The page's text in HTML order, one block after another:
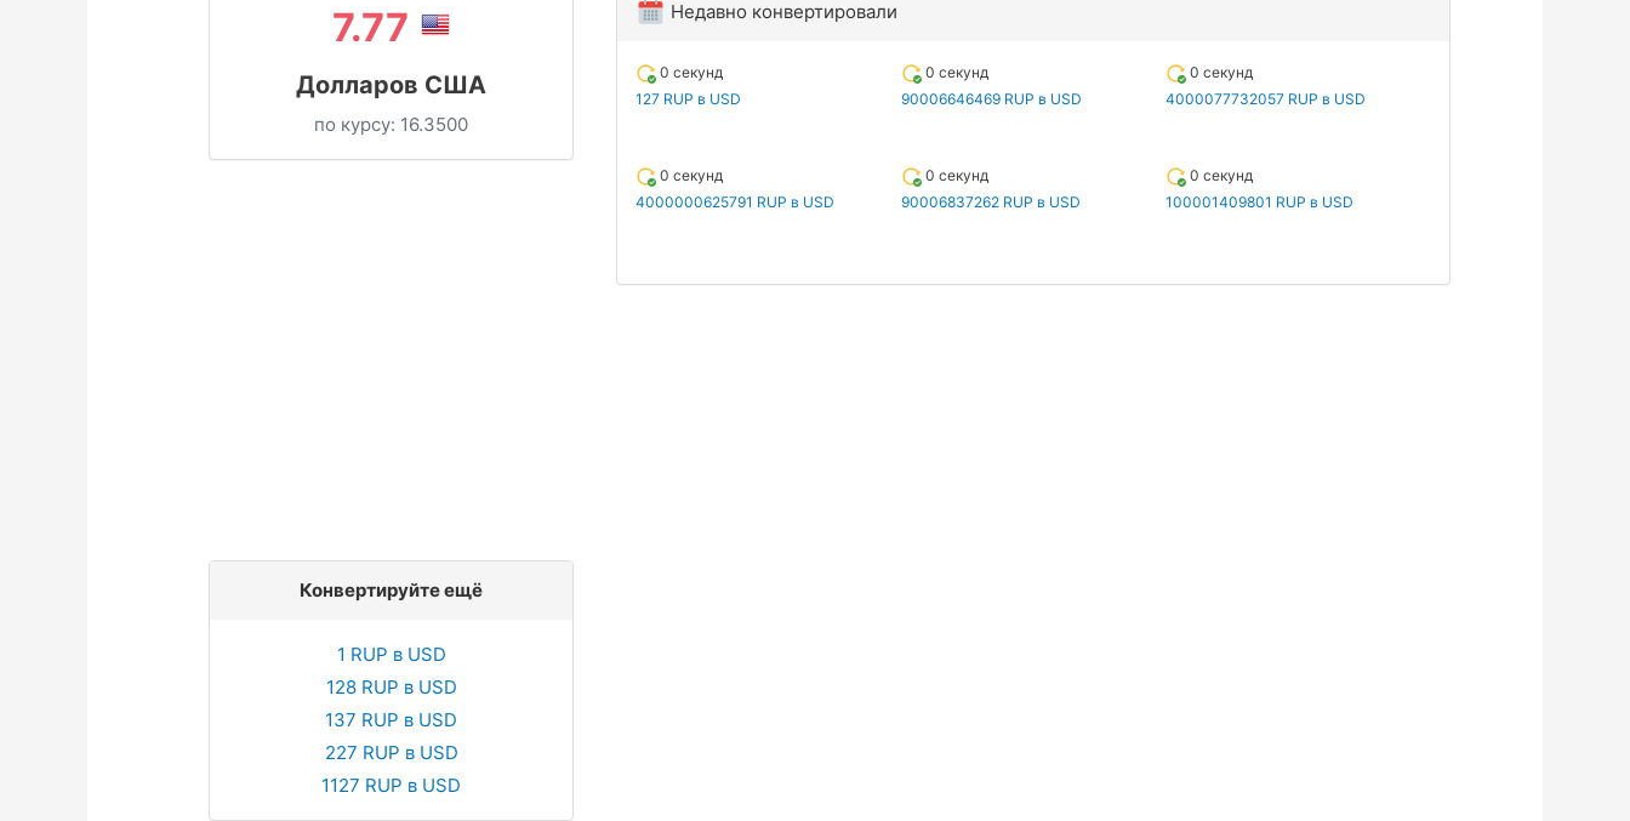
7.77
Долларов США
по курсу: 16.3500
Конвертируйте ещё
1 RUP в USD
128 RUP в USD
137 RUP в USD
227 RUP в USD
1127 RUP в USD
Недавно конвертировали
0 секунд
127 RUP в USD
0 секунд
90006646469 RUP в USD
0 секунд
4000077732057 RUP в USD
0 секунд
4000000625791 RUP в USD
0 секунд
90006837262 RUP в USD
0 секунд
100001409801 RUP в USD